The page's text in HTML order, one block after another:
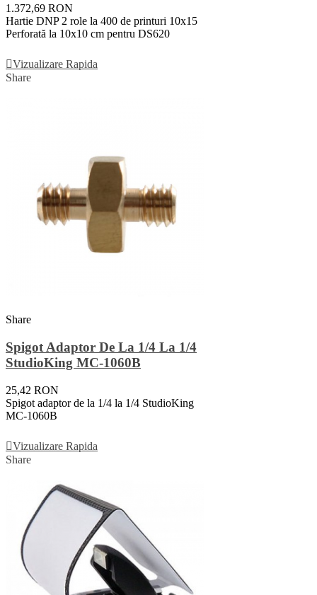
1.372,69 RON
Hartie DNP 2 role la 400 de printuri 10x15
Perforată la 10x10 cm pentru DS620
Vizualizare Rapida
Share
Share
Spigot Adaptor De La 1/4 La 1/4
StudioKing MC-1060B
25,42 RON
Spigot adaptor de la 1/4 la 1/4 StudioKing
MC-1060B
Vizualizare Rapida
Share